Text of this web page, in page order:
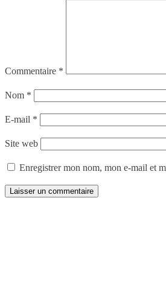
Commentaire *
Nom *
E-mail *
Site web
Enregistrer mon nom, mon e-mail et